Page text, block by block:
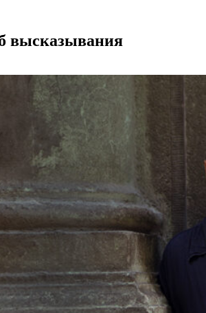
высказывания